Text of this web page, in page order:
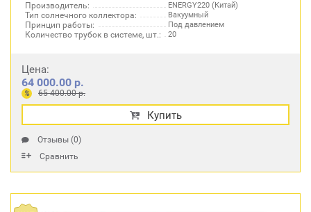
Производитель: ENERGY220 (Китай)
Тип солнечного коллектора: Вакуумный
Принцип работы: Под давлением
Количество трубок в системе, шт.: 20
Цена:
64 000.00 р.
% 65 400.00 р.
Купить
Отзывы (0)
Сравнить